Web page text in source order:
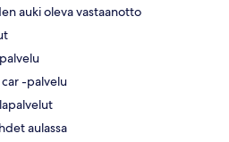
auki oleva vastaanotto
-palvelu
aulassa